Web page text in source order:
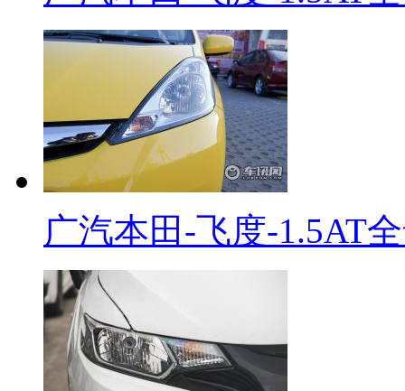
广汽本田-飞度-1.5AT